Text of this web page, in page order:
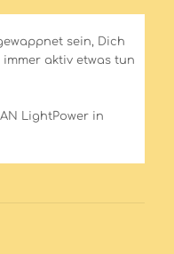
sein, Dich
aktiv etwas tun
LightPower in